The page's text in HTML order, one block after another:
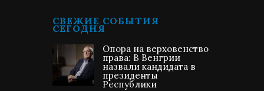
СВЕЖИЕ СОБЫТИЯ
СЕГОДНЯ
Опора на верховенство
права: В Венгрии
назвали кандидата в
президенты
Республики